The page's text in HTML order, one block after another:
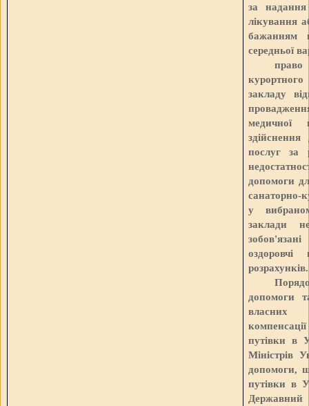
за надання
лікування
бажанням
середньої
курортного
закладу
послуг за
допомоги
санаторно-
у
заклади
оздоровчі
розрахунків.
допомоги
власних
путівки в
Міністрів
допомоги,
путівки в
Державний